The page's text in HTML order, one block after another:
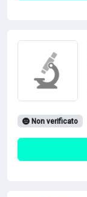
Non verificato